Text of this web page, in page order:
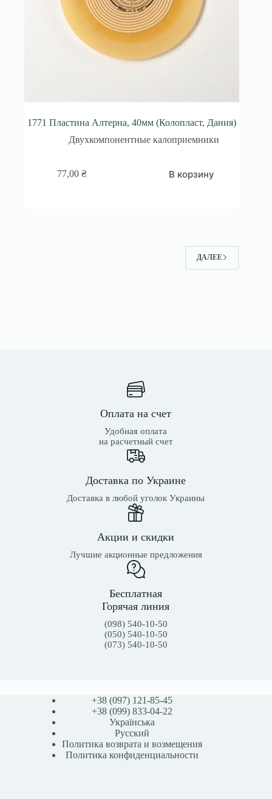
1771 Пластина Алтерна, 40мм (Колопласт, Дания)
Двухкомпонентные калоприемники
77,00₴ В корзину
ДАЛЕЕ
Оплата на счет
Удобная оплата
на расчетный счет
Доставка по Украине
Доставка в любой уголок Украины
Акции и скидки
Лучшие акционные предложения
Бесплатная
Горячая линия
(098) 540-10-50
(050) 540-10-50
(073) 540-10-50
+38 (097) 121-85-45
+38 (099) 833-04-22
Українська
Русский
Политика возврата и возмещения
Политика конфиденциальности